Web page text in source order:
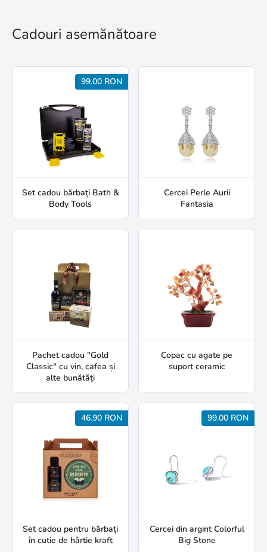
Cadouri asemănătoare
99.00 RON
Set cadou bărbați Bath &
Body Tools
Cercei Perle Aurii
Fantasia
Pachet cadou "Gold
Classic" cu vin, cafea și
alte bunătăți
Copac cu agate pe
suport ceramic
46.90 RON
Set cadou pentru bărbați
în cutie de hârtie kraft
99.00 RON
Cercei din argint Colorful
Big Stone